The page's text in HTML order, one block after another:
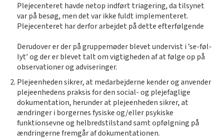
Plejecenteret havde netop indført triagering, da tilsynet
var på besøg, men det var ikke fuldt implementeret.
Plejecenteret har derfor arbejdet på dette efterfølgende
Derudover er der på gruppemøder blevet undervist i ’se-føl-
lyt’ og der er blevet talt om vigtigheden af at følge op på
observationer og adviseringer.
Plejeenheden sikrer, at medarbejderne kender og anvender
plejeenhedens praksis for den social- og plejefaglige
dokumentation, herunder at plejeenheden sikrer, at
ændringer i borgernes fysiske og/eller psykiske
funktionsevne og helbredstilstand samt opfølgning på
ændringerne fremgår af dokumentationen.